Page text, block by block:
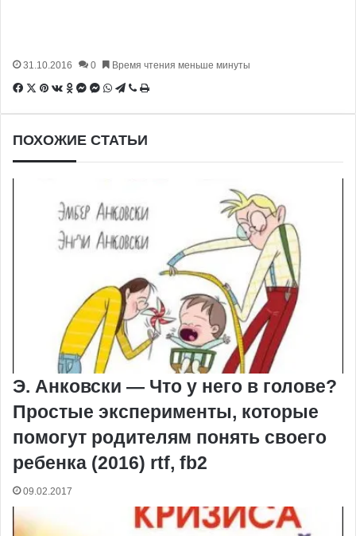
31.10.2016 0 Время чтения меньше минуты
Facebook
X Pinterest
Вконтакте
Одноклассники
Messenger
Messenger
WhatsApp
Telegram
ViberПечатать
ПОХОЖИЕ СТАТЬИ
Э. Анковски — Что у него в голове?
Простые эксперименты, которые
помогут родителям понять своего
ребенка (2016) rtf, fb2
09.02.2017